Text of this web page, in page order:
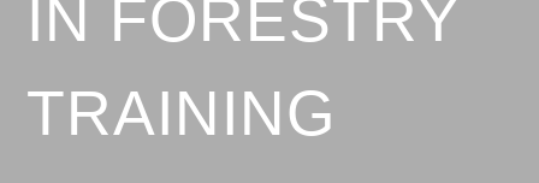
IN FORESTRY
TRAINING